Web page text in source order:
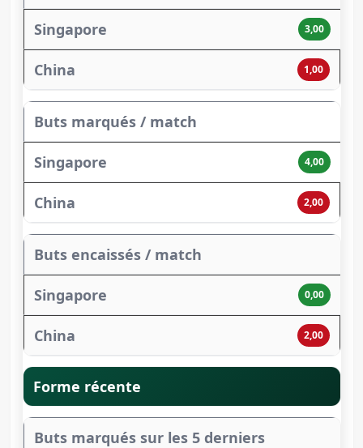
3,00
1,00
Buts marqués / match
4,00
2,00
Buts encaissés / match
0,00
2,00
Forme récente
Buts marqués sur les 5 derniers